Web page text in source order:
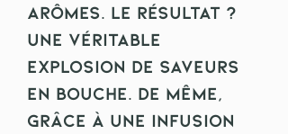
arômes. Le résultat ?
Une véritable
explosion de saveurs
en bouche. De même,
grâce à une infusion